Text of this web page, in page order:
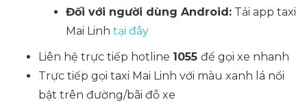
Đối với người dùng Android: Tải app taxi
Mai Linh tại đây
Liên hệ trực tiếp hotline 1055 để gọi xe nhanh
Trực tiếp gọi taxi Mai Linh với màu xanh lá nổi
bật trên đường/bãi đỗ xe